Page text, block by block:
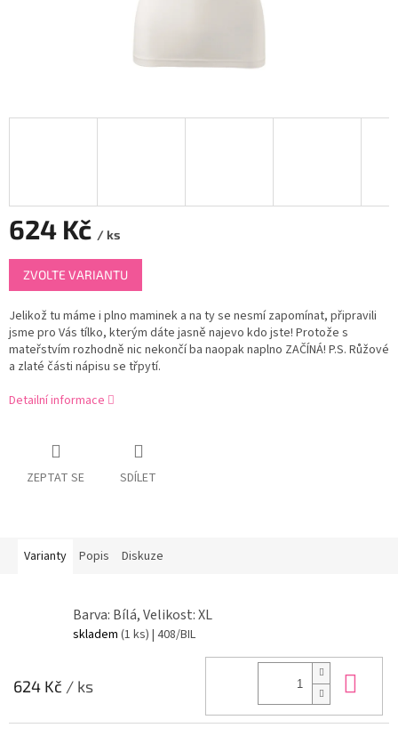
624 Kč / ks
Měrná
cena:
ZVOLTE VARIANTU
Jelikož tu máme i plno maminek a na ty se nesmí zapomínat, připravili
jsme pro Vás tílko, kterým dáte jasně najevo kdo jste! Protože s
mateřstvím rozhodně nic nekončí ba naopak naplno ZAČÍNÁ! P.S. Růžové
a zlaté části nápisu se třpytí.
Detailní informace
ZEPTAT SE SDÍLET
Varianty Popis Diskuze
Barva: Bílá, Velikost: XL
skladem (1 ks) | 408/BIL
624 Kč / ks